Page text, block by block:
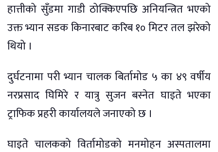
हात्तीको सुँडमा गाडी ठोक्किएपछि अनियन्त्रित भएको
उक्त भ्यान सडक किनारबाट करिब १० मिटर तल झरेको
थियो ।
दुर्घटनामा परी भ्यान चालक बिर्तामोड ५ का ४९ वर्षीय
नरप्रसाद घिमिरे र यात्रु सुजन बस्नेत घाइते भएका
ट्राफिक प्रहरी कार्यालयले जनाएको छ ।
घाइते चालकको विर्तामोडको मनमोहन अस्पतालमा